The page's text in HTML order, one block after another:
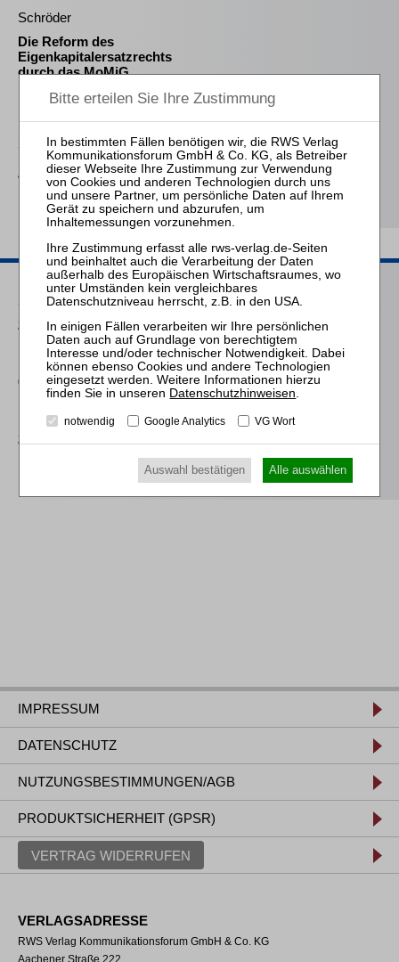
Schröder
Die Reform des
Eigenkapitalersatzrechts
durch das MoMiG
Meyer
selbständigen Tätigkeit
nach § 35 Abs. 2 InsO aus
arbeitsrechtlicher
Perspektive
Passende Seminare
24.09.2026
Praktiker-Webinar Das Sanierungsgutachten nach IDW S 6
09.03.2027
Praktiker-Webinar Das Sanierungsgutachten nach IDW S 6
23.09.2027
Praktiker-Webinar Das Sanierungsgutachten nach IDW S 6
IMPRESSUM
DATENSCHUTZ
NUTZUNGSBESTIMMUNGEN/AGB
PRODUKTSICHERHEIT (GPSR)
VERTRAG WIDERRUFEN
VERLAGSADRESSE
RWS Verlag Kommunikationsforum GmbH & Co. KG
Aachener Straße 222
Datenschutzhinweisen.
notwendig Google Analytics VG Wort
Auswahl bestätigen Alle auswählen